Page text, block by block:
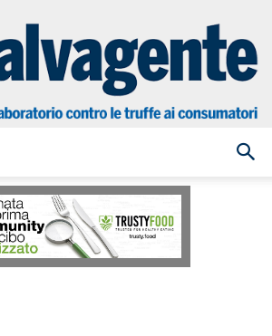
Salvagente